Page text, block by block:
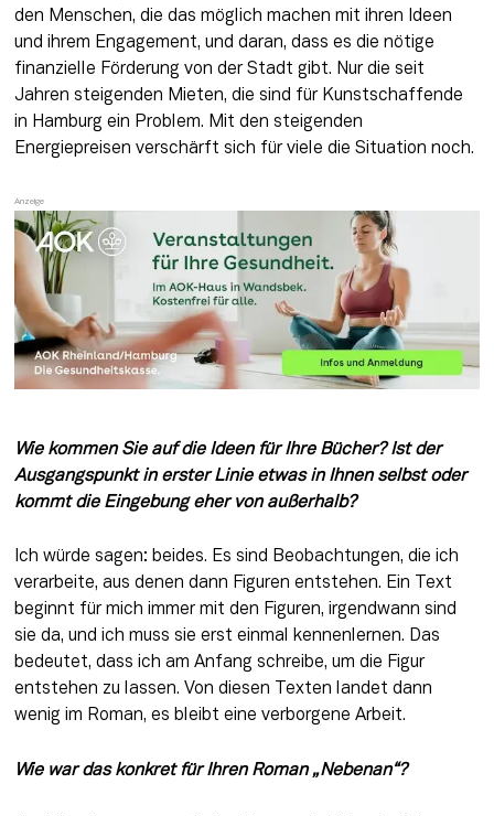
den Menschen, die das möglich machen mit ihren Ideen
und ihrem Engagement, und daran, dass es die nötige
finanzielle Förderung von der Stadt gibt. Nur die seit
Jahren steigenden Mieten, die sind für Kunstschaffende
in Hamburg ein Problem. Mit den steigenden
Energiepreisen verschärft sich für viele die Situation noch.
Wie kommen Sie auf die Ideen für Ihre Bücher? Ist der
Ausgangspunkt in erster Linie etwas in Ihnen selbst oder
kommt die Eingebung eher von außerhalb?
Ich würde sagen: beides. Es sind Beobachtungen, die ich
verarbeite, aus denen dann Figuren entstehen. Ein Text
beginnt für mich immer mit den Figuren, irgendwann sind
sie da, und ich muss sie erst einmal kennenlernen. Das
bedeutet, dass ich am Anfang schreibe, um die Figur
entstehen zu lassen. Von diesen Texten landet dann
wenig im Roman, es bleibt eine verborgene Arbeit.
Wie war das konkret für Ihren Roman „Nebenan“?